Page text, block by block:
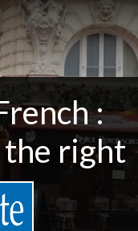
:
the right